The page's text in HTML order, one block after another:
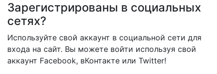
Зарегистрированы в социальных
сетях?
Используйте свой аккаунт в социальной сети для
входа на сайт. Вы можете войти используя свой
аккаунт Facebook, вКонтакте или Twitter!